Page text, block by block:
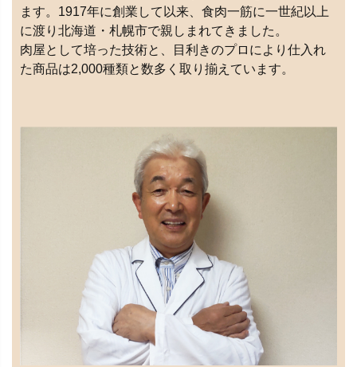
ます。1917年に創業して以来、食肉一筋に一世紀以上
に渡り北海道・札幌市で親しまれてきました。
肉屋として培った技術と、目利きのプロにより仕入れ
た商品は2,000種類と数多く取り揃えています。